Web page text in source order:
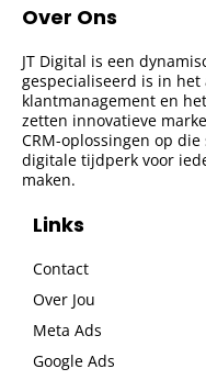
Over Ons
JT Digital is een
gespecialiseerd is in
klantmanagement en
zetten innovatieve
CRM-oplossingen op
digitale tijdperk voor
maken.
Links
Contact
Over Jou
Meta Ads
Google Ads